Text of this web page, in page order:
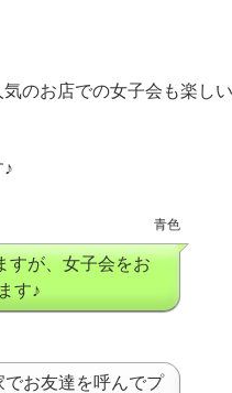
のお店での女子会も楽し
♪
青色
すが、女子会をお
す♪
お友達を呼んでプ